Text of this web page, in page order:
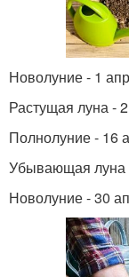
Новолуние - 1
Растущая луна -
Полнолуние - 16
Убывающая луна
Новолуние - 30